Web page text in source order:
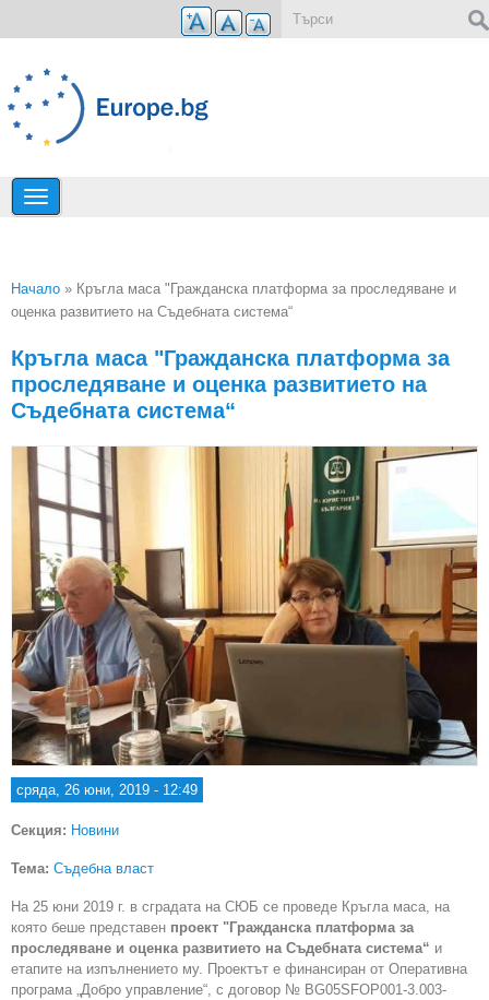
Премини към основното съдържание
Вие сте тук
Начало » Кръгла маса "Гражданска платформа за проследяване и
оценка развитието на Съдебната система“
Кръгла маса "Гражданска платформа за
проследяване и оценка развитието на
Съдебната система“
сряда, 26 юни, 2019 - 12:49
Секция: Новини
Тема: Съдебна власт
На 25 юни 2019 г. в сградата на СЮБ се проведе Кръгла маса, на
която беше представен проект "Гражданска платформа за
проследяване и оценка развитието на Съдебната система“ и
етапите на изпълнението му. Проектът е финансиран от Оперативна
програма „Добро управление“, с договор № BG05SFOP001-3.003-